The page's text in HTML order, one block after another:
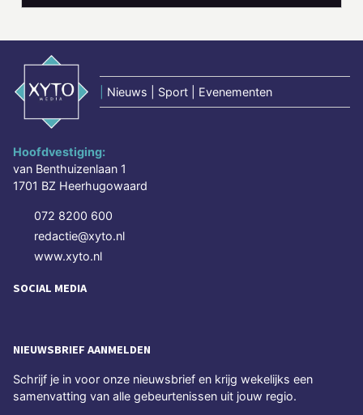
Nieuws | Sport | Evenementen
Hoofdvestiging:
van Benthuizenlaan 1
1701 BZ Heerhugowaard
072 8200 600
redactie@xyto.nl
www.xyto.nl
SOCIAL MEDIA
NIEUWSBRIEF AANMELDEN
Schrijf je in voor onze nieuwsbrief en krijg wekelijks een
samenvatting van alle gebeurtenissen uit jouw regio.